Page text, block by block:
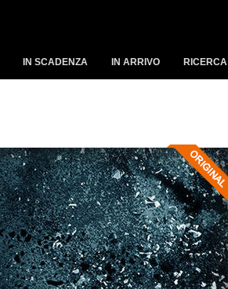
IN SCADENZA IN ARRIVO RICERCA